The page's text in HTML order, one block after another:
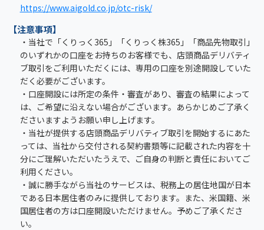
https://www.aigold.co.jp/otc-risk/
【注意事項】
・当社で「くりっく365」「くりっく株365」「商品先物取引」
のいずれかの口座をお持ちのお客様でも、店頭商品デリバティ
ブ取引をご利用いただくには、専用の口座を別途開設していた
だく必要がございます。
・口座開設には所定の条件・審査があり、審査の結果によって
は、ご希望に沿えない場合がございます。あらかじめご了承く
ださいますようお願い申し上げます。
・当社が提供する店頭商品デリバティブ取引を開始するにあた
っては、当社から交付される契約書類等に記載された内容を十
分にご理解いただいたうえで、ご自身の判断と責任においてご
利用ください。
・誠に勝手ながら当社のサービスは、税務上の居住地国が日本
である日本居住者のみに提供しております。また、米国籍、米
国居住者の方は口座開設いただけません。予めご了承くださ
い。